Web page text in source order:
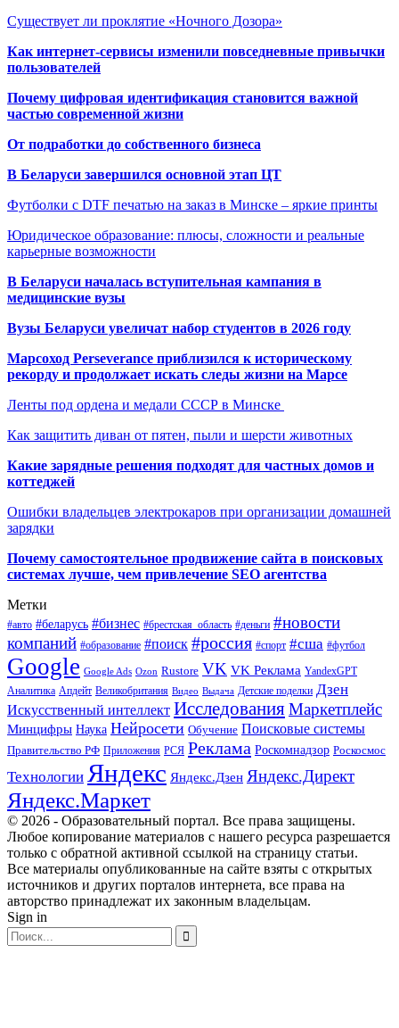
Существует ли проклятие «Ночного Дозора»
Как интернет-сервисы изменили повседневные привычки
пользователей
Почему цифровая идентификация становится важной
частью современной жизни
От подработки до собственного бизнеса
В Беларуси завершился основной этап ЦТ
Футболки с DTF печатью на заказ в Минске – яркие принты
Юридическое образование: плюсы, сложности и реальные
карьерные возможности
В Беларуси началась вступительная кампания в
медицинские вузы
Вузы Беларуси увеличат набор студентов в 2026 году
Марсоход Perseverance приблизился к историческому
рекорду и продолжает искать следы жизни на Марсе
Ленты под ордена и медали СССР в Минске
Как защитить диван от пятен, пыли и шерсти животных
Какие зарядные решения подходят для частных домов и
коттеджей
Ошибки владельцев электрокаров при организации домашней
зарядки
Почему самостоятельное продвижение сайта в поисковых
системах лучше, чем привлечение SEO агентства
Метки
#авто #беларусь #бизнес #брестская_область #деньги #новости
компаний #образование #поиск #россия #спорт #сша #футбол
Google Google Ads Ozon Rustore VK VK Реклама YandexGPT
Аналитика Апдейт Великобритания Видео Выдача Детские поделки Дзен
Искусственный интеллект ИсследованияМаркетплейс
Минцифры Наука Нейросети Обучение Поисковые системы
Правительство РФ Приложения РСЯ Реклама Роскомнадзор Роскосмос
Технологии Яндекс Яндекс.Дзен Яндекс.Директ
Яндекс.Маркет
© 2026 - Образовательный портал. Все права защищены.
Любое копирование материалов с нашего ресурса разрешается
только с обратной активной ссылкой на страницу статьи.
Все материалы опубликованные на сайте взяты с открытых
источников и других порталов интернета, все права на
авторство принадлежат их законным владельцам.
Sign in